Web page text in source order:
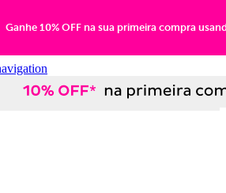
Ganhe 10% OFF na sua primeira compra